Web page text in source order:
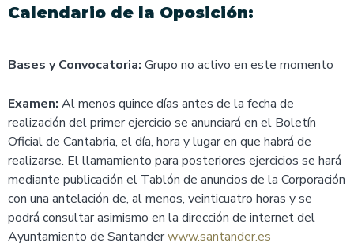
Calendario de la Oposición:
Bases y Convocatoria: Grupo no activo en este momento
Examen: Al menos quince días antes de la fecha de
realización del primer ejercicio se anunciará en el Boletín
Oficial de Cantabria, el día, hora y lugar en que habrá de
realizarse. El llamamiento para posteriores ejercicios se hará
mediante publicación el Tablón de anuncios de la Corporación
con una antelación de, al menos, veinticuatro horas y se
podrá consultar asimismo en la dirección de internet del
Ayuntamiento de Santanderwww.santander.es